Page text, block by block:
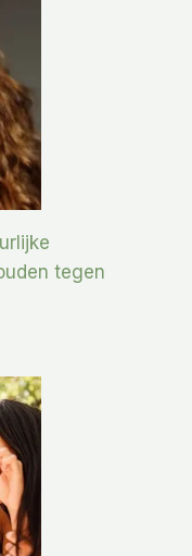
tegen